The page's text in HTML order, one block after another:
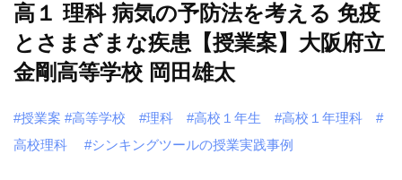
高１ 理科 病気の予防法を考える 免疫
とさまざまな疾患【授業案】大阪府立
金剛高等学校 岡田雄太
#授業案 #高等学校 #理科 #高校１年生 #高校１年理科
#
高校理科
#シンキングツールの授業実践事例